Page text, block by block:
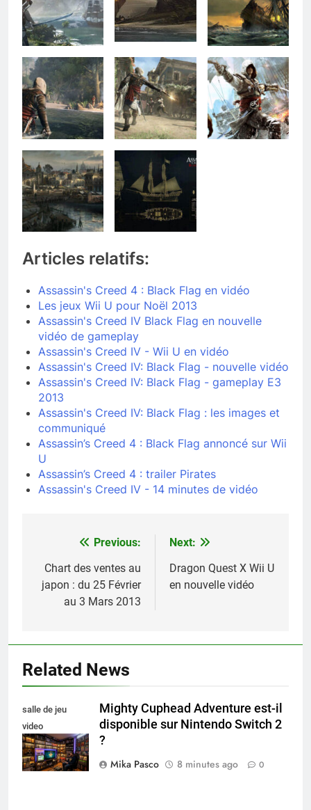
Articles relatifs:
Assassin's Creed 4 : Black Flag en vidéo
Les jeux Wii U pour Noël 2013
Assassin's Creed IV Black Flag en nouvelle
vidéo de gameplay
Assassin's Creed IV - Wii U en vidéo
Assassin's Creed IV: Black Flag - nouvelle vidéo
Assassin's Creed IV: Black Flag - gameplay E3
2013
Assassin's Creed IV: Black Flag : les images et
communiqué
Assassin’s Creed 4 : Black Flag annoncé sur Wii
U
Assassin’s Creed 4 : trailer Pirates
Assassin's Creed IV - 14 minutes de vidéo
Navigation
de
l’article
Previous:
Chart des ventes au
japon : du 25 Février
au 3 Mars 2013
Next:
Dragon Quest X Wii U
en nouvelle vidéo
Related News
salle de jeu
video
collectionneur
Mighty Cuphead Adventure est-il
disponible sur Nintendo Switch 2
?
Mika Pasco
8 minutes ago 0